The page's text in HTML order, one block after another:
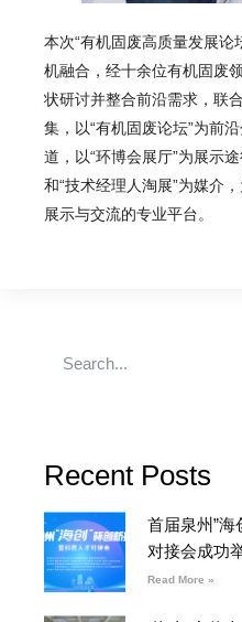
本次“有机固废高质量发展论
机融合，经十余位有机固废
状研讨并整合前沿需求，联
集，以“有机固废论坛”为前
道，以“环博会展厅”为展示
和“技术经理人淘展”为媒介
展示与交流的专业平台。
Recent Posts
首届泉州”海
对接会成功
Read More »